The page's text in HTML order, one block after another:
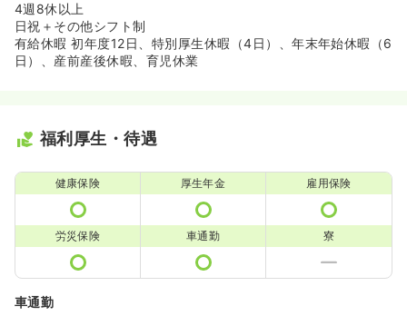
4週8休以上
日祝＋その他シフト制
有給休暇 初年度12日、特別厚生休暇（4日）、年末年始休暇（6
日）、産前産後休暇、育児休業
福利厚生・待遇
健康保険 厚生年金 雇用保険
労災保険 車通勤 寮
車通勤